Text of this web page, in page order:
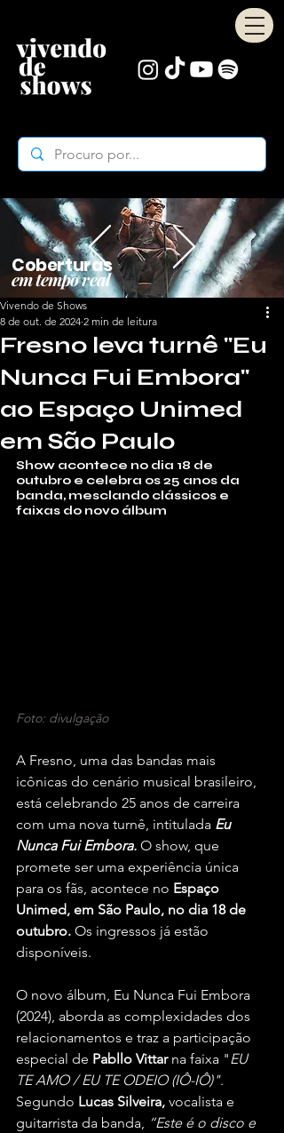
Coberturas
em tempo real
Fresno leva turnê "Eu
Nunca Fui Embora"
ao Espaço Unimed
em São Paulo
Vivendo de Shows
8 de out. de 2024 2 min de leitura
Show acontece no dia 18 de
outubro e celebra os 25 anos da
banda, mesclando clássicos e
faixas do novo álbum
Foto: divulgação
A Fresno, uma das bandas mais
icônicas do cenário musical brasileiro,
está celebrando 25 anos de carreira
com uma nova turnê, intitulada Eu
Nunca Fui Embora. O show, que
promete ser uma experiência única
para os fãs, acontece no Espaço
Unimed, em São Paulo, no dia 18 de
outubro. Os ingressos já estão
disponíveis.
O novo álbum, Eu Nunca Fui Embora
(2024), aborda as complexidades dos
relacionamentos e traz a participação
especial de Pabllo Vittar na faixa "EU
TE AMO / EU TE ODEIO (IÔ-IÔ)".
Segundo Lucas Silveira, vocalista e
guitarrista da banda, “Este é o disco e